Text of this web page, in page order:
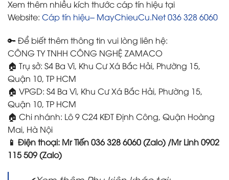
Xem thêm nhiều kích thước cáp tín hiệu tại
Website: Cáp tín hiệu– MayChieuCu.Net 036 328 6060
🔑 Để biết thêm thông tin vui lòng liên hệ:
CÔNG TY TNHH CÔNG NGHỆ ZAMACO
🏠 Trụ sở: S4 Ba Vì, Khu Cư Xá Bắc Hải, Phường 15,
Quận 10, TP HCM
🏠 VPGD: S4 Ba Vì, Khu Cư Xá Bắc Hải, Phường 15,
Quận 10, TP HCM
🏠 Chi nhánh: Lô 9 C24 KĐT Định Công, Quận Hoàng
Mai, Hà Nội
📱 Điện thoại: Mr Tiến 036 328 6060 (Zalo) /Mr Linh 0902
115 509 (Zalo)